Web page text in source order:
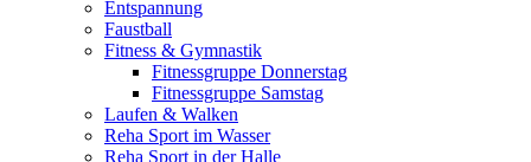
Entspannung
Faustball
Fitness & Gymnastik
Fitnessgruppe Donnerstag
Fitnessgruppe Samstag
Laufen & Walken
Reha Sport im Wasser
Reha Sport in der Halle